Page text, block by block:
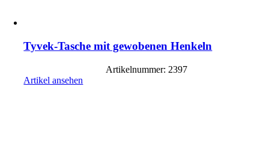
Tyvek-Tasche mit gewobenen Henkeln
Artikelnummer: 2397
Artikel ansehen